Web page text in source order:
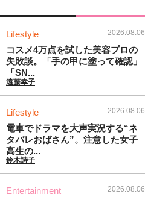
Lifestyle 2026.08.06
コスメ4万点を試した美容プロの
失敗談。「手の甲に塗って確認」
「SN...
遠藤幸子
Lifestyle 2026.08.06
電車でドラマを大声実況する“ネ
タバレおばさん”。注意した女子
高生の...
鈴木詩子
Entertainment 2026.08.06